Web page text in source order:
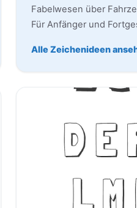
Fabelwesen über
Für Anfänger und
Alle Zeichenideen